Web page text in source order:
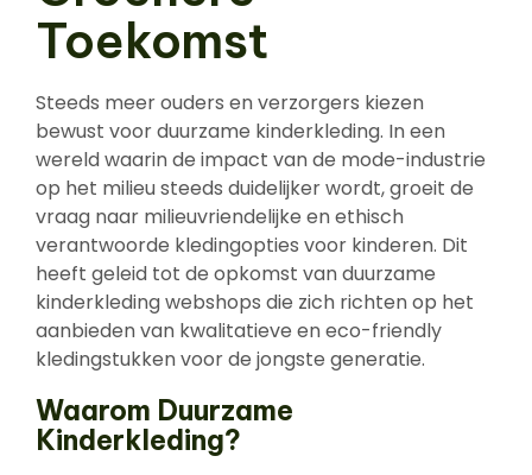
Toekomst
Steeds meer ouders en verzorgers kiezen
bewust voor duurzame kinderkleding. In een
wereld waarin de impact van de mode-industrie
op het milieu steeds duidelijker wordt, groeit de
vraag naar milieuvriendelijke en ethisch
verantwoorde kledingopties voor kinderen. Dit
heeft geleid tot de opkomst van duurzame
kinderkleding webshops die zich richten op het
aanbieden van kwalitatieve en eco-friendly
kledingstukken voor de jongste generatie.
Waarom Duurzame
Kinderkleding?